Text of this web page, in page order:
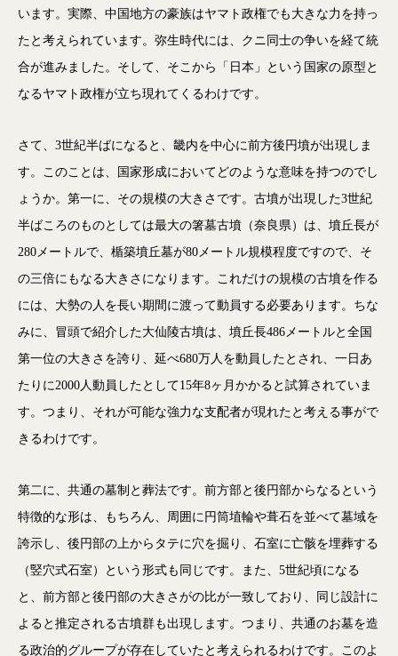
います。実際、中国地方の豪族はヤマト政権でも大きな力を持っ
たと考えられています。弥生時代には、クニ同士の争いを経て統
合が進みました。そして、そこから「日本」という国家の原型と
なるヤマト政権が立ち現れてくるわけです。
さて、3世紀半ばになると、畿内を中心に前方後円墳が出現しま
す。このことは、国家形成においてどのような意味を持つのでし
ょうか。第一に、その規模の大きさです。古墳が出現した3世紀
半ばころのものとしては最大の箸墓古墳（奈良県）は、墳丘長が
280メートルで、楯築墳丘墓が80メートル規模程度ですので、そ
の三倍にもなる大きさになります。これだけの規模の古墳を作る
には、大勢の人を長い期間に渡って動員する必要あります。ちな
みに、冒頭で紹介した大仙陵古墳は、墳丘長486メートルと全国
第一位の大きさを誇り、延べ680万人を動員したとされ、一日あ
たりに2000人動員したとして15年8ヶ月かかると試算されていま
す。つまり、それが可能な強力な支配者が現れたと考える事がで
きるわけです。
第二に、共通の墓制と葬法です。前方部と後円部からなるという
特徴的な形は、もちろん、周囲に円筒埴輪や葺石を並べて墓域を
誇示し、後円部の上からタテに穴を掘り、石室に亡骸を埋葬する
（竪穴式石室）という形式も同じです。また、5世紀頃になる
と、前方部と後円部の大きさがの比が一致しており、同じ設計に
よると推定される古墳群も出現します。つまり、共通のお墓を造
る政治的グループが存在していたと考えられるわけです。このよ